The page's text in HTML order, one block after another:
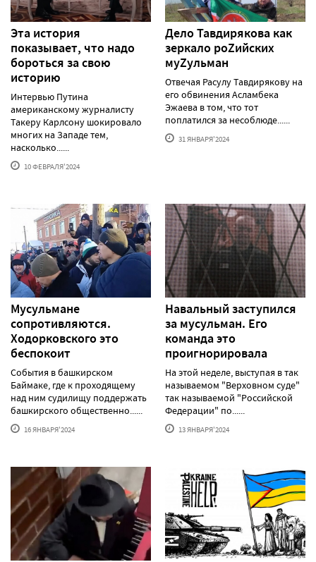
Эта история
показывает, что надо
бороться за свою
историю
Интервью Путина
американскому журналисту
Такеру Карлсону шокировало
многих на Западе тем,
насколько......
10 ФЕВРАЛЯ'2024
Дело Тавдирякова как
зеркало роZийских
муZульман
Отвечая Расулу Тавдирякову на
его обвинения Асламбека
Эжаева в том, что тот
поплатился за несоблюде......
31 ЯНВАРЯ'2024
Мусульмане
сопротивляются.
Ходорковского это
беспокоит
События в башкирском
Баймаке, где к проходящему
над ним судилищу поддержать
башкирского общественно......
16 ЯНВАРЯ'2024
Навальный заступился
за мусульман. Его
команда это
проигнорировала
На этой неделе, выступая в так
называемом "Верховном суде"
так называемой "Российской
Федерации" по......
13 ЯНВАРЯ'2024